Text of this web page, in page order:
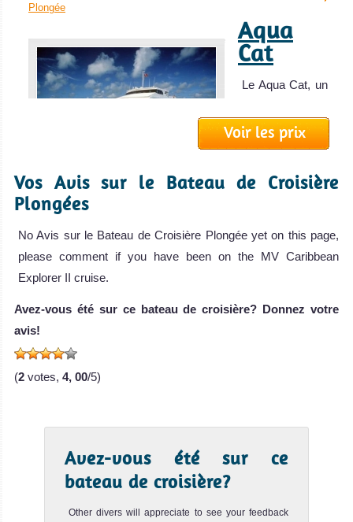
Îles Vierges des États-Unis
(US Virgin Islands)
Les Îles Vierges des États-Unis, ou les Caraïbes
Américaines, sont une incroyable destination pour la
Îles Vierges des États-Unis (US Virgin Islands) Avis sur la
Îles Caïmans (Cayman
différent chaque jour pendant 1 année complète!
Îles Caïmans (Cayman Islands) Avis sur la plongée
Plongée
Aqua
Cat
Le Aqua Cat, un
31 mètres,
Aqua Cat Avis sur
Croisière
Cuan
Law
II
est un bateau de
Voir les prix
Vos Avis sur le Bateau de Croisière
Plongées
No Avis sur le Bateau de Croisière Plongée yet on this page,
please comment if you have been on the MV Caribbean
Explorer II cruise.
Avez-vous été sur ce bateau de croisière? Donnez votre
avis!
(2 votes, 4, 00/5)
Avez-vous été sur ce
bateau de croisière?
Other divers will appreciate to see your feedback